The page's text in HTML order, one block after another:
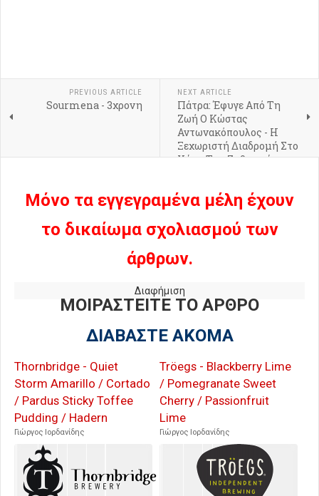
PREVIOUS ARTICLE
Sourmena - 3χρονη
NEXT ARTICLE
Πάτρα: Έφυγε Από Τη
Ζωή Ο Κώστας
Αντωνακόπουλος - Η
Ξεχωριστή Διαδρομή Στο
Χώρο Της Ζυθοποιίας
Μόνο τα εγγεγραμένα μέλη έχουν
το δικαίωμα σχολιασμού των
άρθρων.
Διαφήμιση
ΜΟΙΡΑΣΤΕΙΤΕ ΤΟ ΑΡΘΡΟ
ΔΙΑΒΑΣΤΕ ΑΚΟΜΑ
Thornbridge - Quiet
Storm Amarillo / Cortado
/ Pardus Sticky Toffee
Pudding / Hadern
Γιώργος Ιορδανίδης
Tröegs - Blackberry Lime
/ Pomegranate Sweet
Cherry / Passionfruit
Lime
Γιώργος Ιορδανίδης